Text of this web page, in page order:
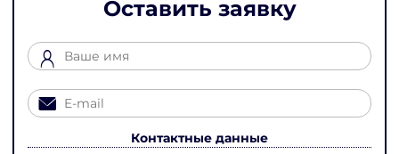
Оставить заявку
Контактные данные